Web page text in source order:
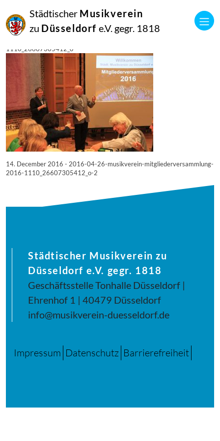
Städtischer Musikverein
zu Düsseldorf e.V. gegr. 1818
Dezember
2016
Manfred Hill
1110_26607305412_o
14. December 2016 - 2016-04-26-musikverein-mitgliederversammlung-
2016-1110_26607305412_o-2
Städtischer Musikverein zu
Düsseldorf e.V. gegr. 1818
Geschäftsstelle Tonhalle Düsseldorf |
Ehrenhof 1 | 40479 Düsseldorf
info@musikverein-duesseldorf.de
Impressum Datenschutz Barrierefreiheit